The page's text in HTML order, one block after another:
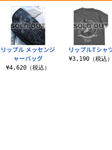
リップル メッセンジ
ャーバッグ
¥4,620（税込）
リップルTシャ
¥3,190（税込